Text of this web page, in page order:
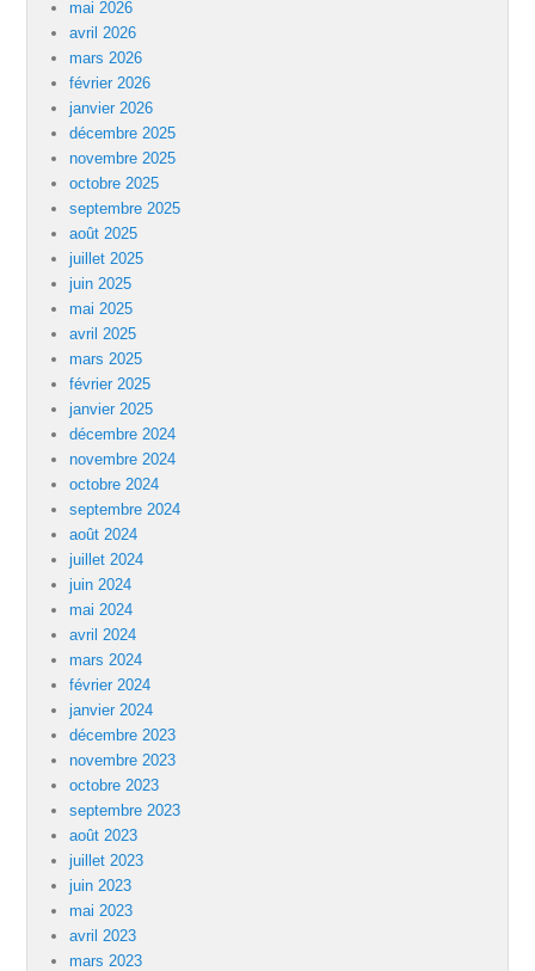
mai 2026
avril 2026
mars 2026
février 2026
janvier 2026
décembre 2025
novembre 2025
octobre 2025
septembre 2025
août 2025
juillet 2025
juin 2025
mai 2025
avril 2025
mars 2025
février 2025
janvier 2025
décembre 2024
novembre 2024
octobre 2024
septembre 2024
août 2024
juillet 2024
juin 2024
mai 2024
avril 2024
mars 2024
février 2024
janvier 2024
décembre 2023
novembre 2023
octobre 2023
septembre 2023
août 2023
juillet 2023
juin 2023
mai 2023
avril 2023
mars 2023